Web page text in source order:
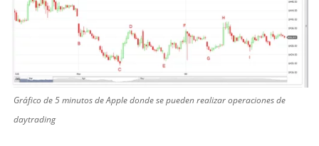
Gráfico de 5 minutos de Apple donde se pueden realizar operaciones de
daytrading